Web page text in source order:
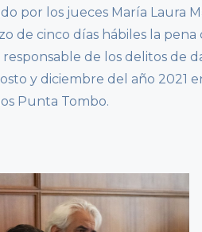
por los jueces María Laura
de cinco días hábiles la
de los delitos de
y diciembre del año 2021
Punta Tombo.